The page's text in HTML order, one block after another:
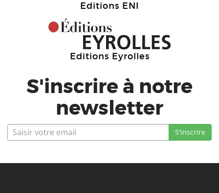
Editions ENI
Editions Eyrolles
S'inscrire à notre
newsletter